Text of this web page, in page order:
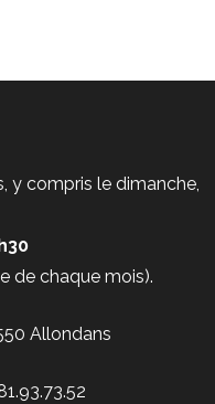
y compris le dimanche,
de chaque mois).
Allondans